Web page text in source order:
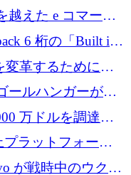
ートアップがそ
越えた e コマース
ズ A で 400 万ド
6 桁の「Built in
変革するために
ンドを完了
ルハンガーがVC
万ドルを調達、
ンドンが首位の座
ラットフォーム
で 1,500 万ドルを
が戦時中のウクラ